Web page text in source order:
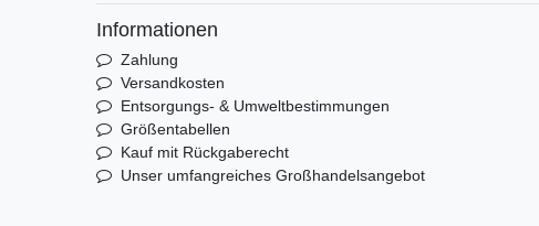
Informationen
Zahlung
Versandkosten
Entsorgungs- & Umweltbestimmungen
Größentabellen
Kauf mit Rückgaberecht
Unser umfangreiches Großhandelsangebot